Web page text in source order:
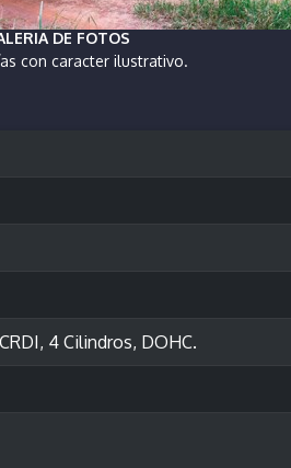
DE FOTOS
con caracter ilustrativo.
4 Cilindros, DOHC.